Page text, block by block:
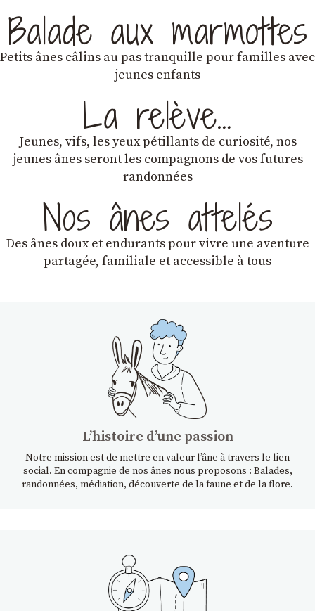
Balade aux marmottes
Petits ânes câlins au pas tranquille pour familles avec
jeunes enfants
La relève…
Jeunes, vifs, les yeux pétillants de curiosité, nos
jeunes ânes seront les compagnons de vos futures
randonnées
Nos ânes attelés
Des ânes doux et endurantspour vivre une aventure
partagée, familiale et accessible à tous
Lʼhistoire dʼune passion
Notre mission est de mettre en valeur l’âne à travers le lien
social. En compagnie de nos ânes nous proposons : Balades,
randonnées, médiation, découverte de la faune et de la flore.